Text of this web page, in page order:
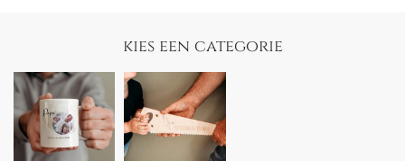
75,--100,-
kies een categorie